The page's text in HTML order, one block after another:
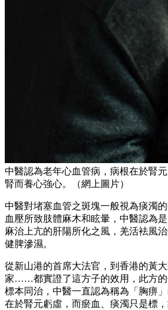
中醫認為老年心血管病，病根在於腎
腎而養心強心。（網上圖片）
中醫對堵塞血管之斑塊一般視為痰濁
血壓所致肢體麻木和眩暈，中醫認為
麻治上亢的肝陽所化之風，羌活袪風
健脾滲濕。
從新山港的首席大法官，到香港的黃
家……都實證了這方子的效用，此方的
標本同治，中醫一直認為稱為「胸痹
在於腎元虧虛，而瘀血、痰濁只是標